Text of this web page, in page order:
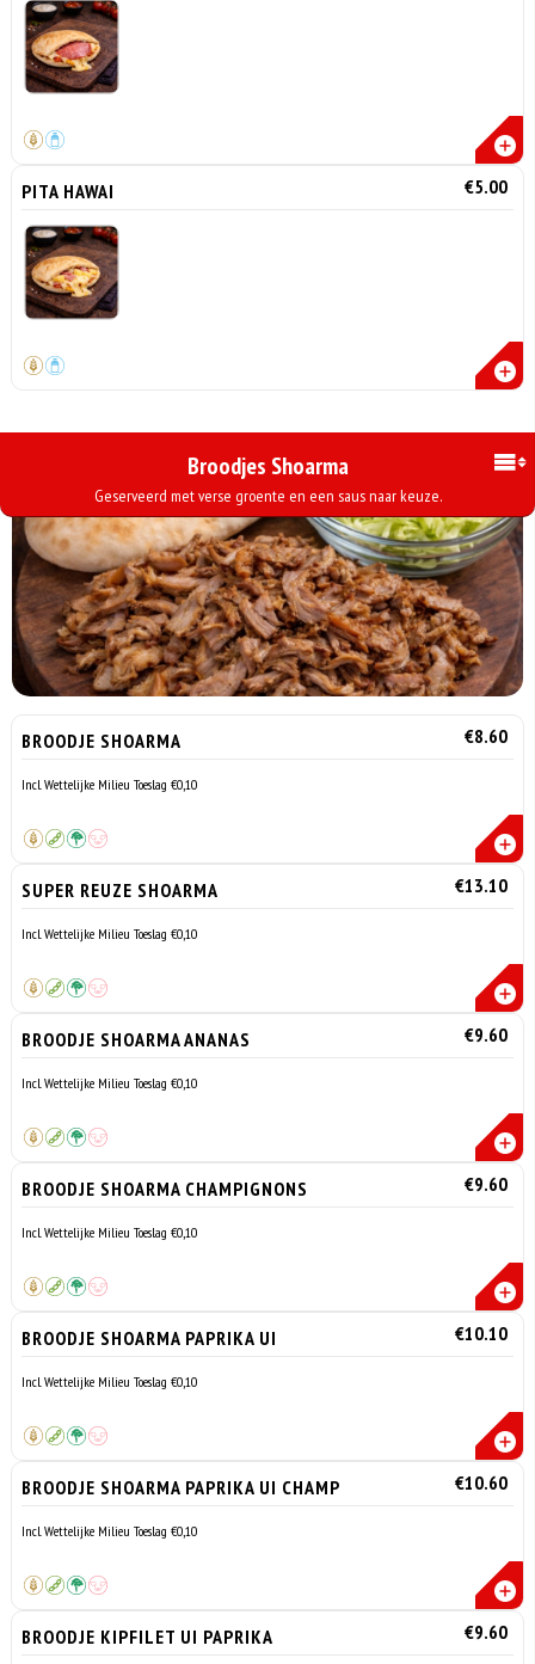
PITA HAWAI €5.00
Broodjes Shoarma
Geserveerd met verse groente en een saus naar keuze.
BROODJE SHOARMA €8.60
Incl. Wettelijke Milieu Toeslag €0,10
SUPER REUZE SHOARMA €13.10
Incl. Wettelijke Milieu Toeslag €0,10
BROODJE SHOARMA ANANAS €9.60
Incl. Wettelijke Milieu Toeslag €0,10
BROODJE SHOARMA CHAMPIGNONS €9.60
Incl. Wettelijke Milieu Toeslag €0,10
BROODJE SHOARMA PAPRIKA UI €10.10
Incl. Wettelijke Milieu Toeslag €0,10
BROODJE SHOARMA PAPRIKA UI CHAMP €10.60
Incl. Wettelijke Milieu Toeslag €0,10
BROODJE KIPFILET UI PAPRIKA €9.60